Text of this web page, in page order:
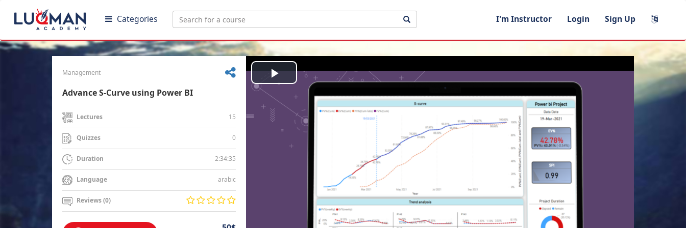
Categories I'm Instructor Login Sign Up
Management
Advance S-Curve using Power BI
Lectures 15
Quizzes 0
Duration 2:34:35
Language arabic
Reviews (0)
Play
Video